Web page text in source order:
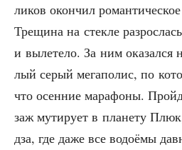
ли­ков окон­чил
Тре­щи­на на стек­ле
и выле­те­ло. За ним ока­зал­ся
лый серый мега­по­лис, по
что осен­ние мара­фо­ны.
заж мути­ру­ет в пла­не­ту
дза, где даже все водо­ё­мы